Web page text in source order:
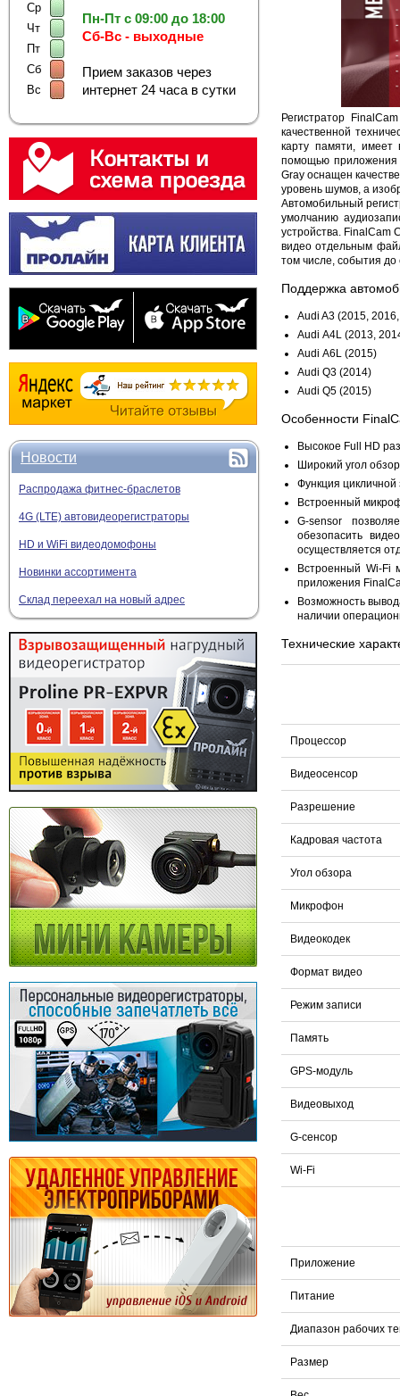
Ср
Чт
Пт
Сб
Вс
Пн-Пт с 09:00 до 18:00
Сб-Вс - выходные
Прием заказов через
интернет 24 часа в сутки
Новости
Распродажа фитнес-браслетов
4G (LTE) автовидеорегистраторы
HD и WiFi видеодомофоны
Новинки ассортимента
Склад переехал на новый адрес
Регистратор
качественной
карту памяти, имеет
помощью
Gray оснащен
уровень шумов, а
Автомобильный
умолчанию
устройства. FinalCam
видео отдельным
том числе, события
Поддержка
Audi A3 (2015,
Audi A4L (2013,
Audi A6L (2015)
Audi Q3 (2014)
Audi Q5 (2015)
Особенности
Высокое Full HD
Широкий угол
Функция
Встроенный
G-sensor
обезопасить
осуществляется
Встроенный Wi-Fi
приложения
Возможность
наличии
Технические
Процессор
Видеосенсор
Разрешение
Кадровая частота
Угол обзора
Микрофон
Видеокодек
Формат видео
Режим записи
Память
GPS-модуль
Видеовыход
G-сенсор
Wi-Fi
Приложение
Питание
Диапазон рабочих
Размер